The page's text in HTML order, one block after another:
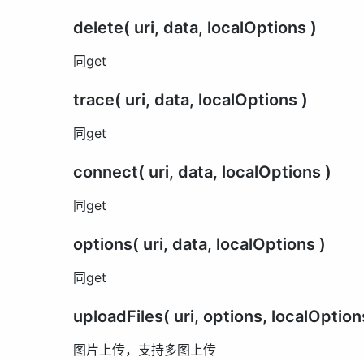
delete( uri, data, localOptions )
同get
trace( uri, data, localOptions )
同get
connect( uri, data, localOptions )
同get
options( uri, data, localOptions )
同get
uploadFiles( uri, options,
图片上传，支持多图上传